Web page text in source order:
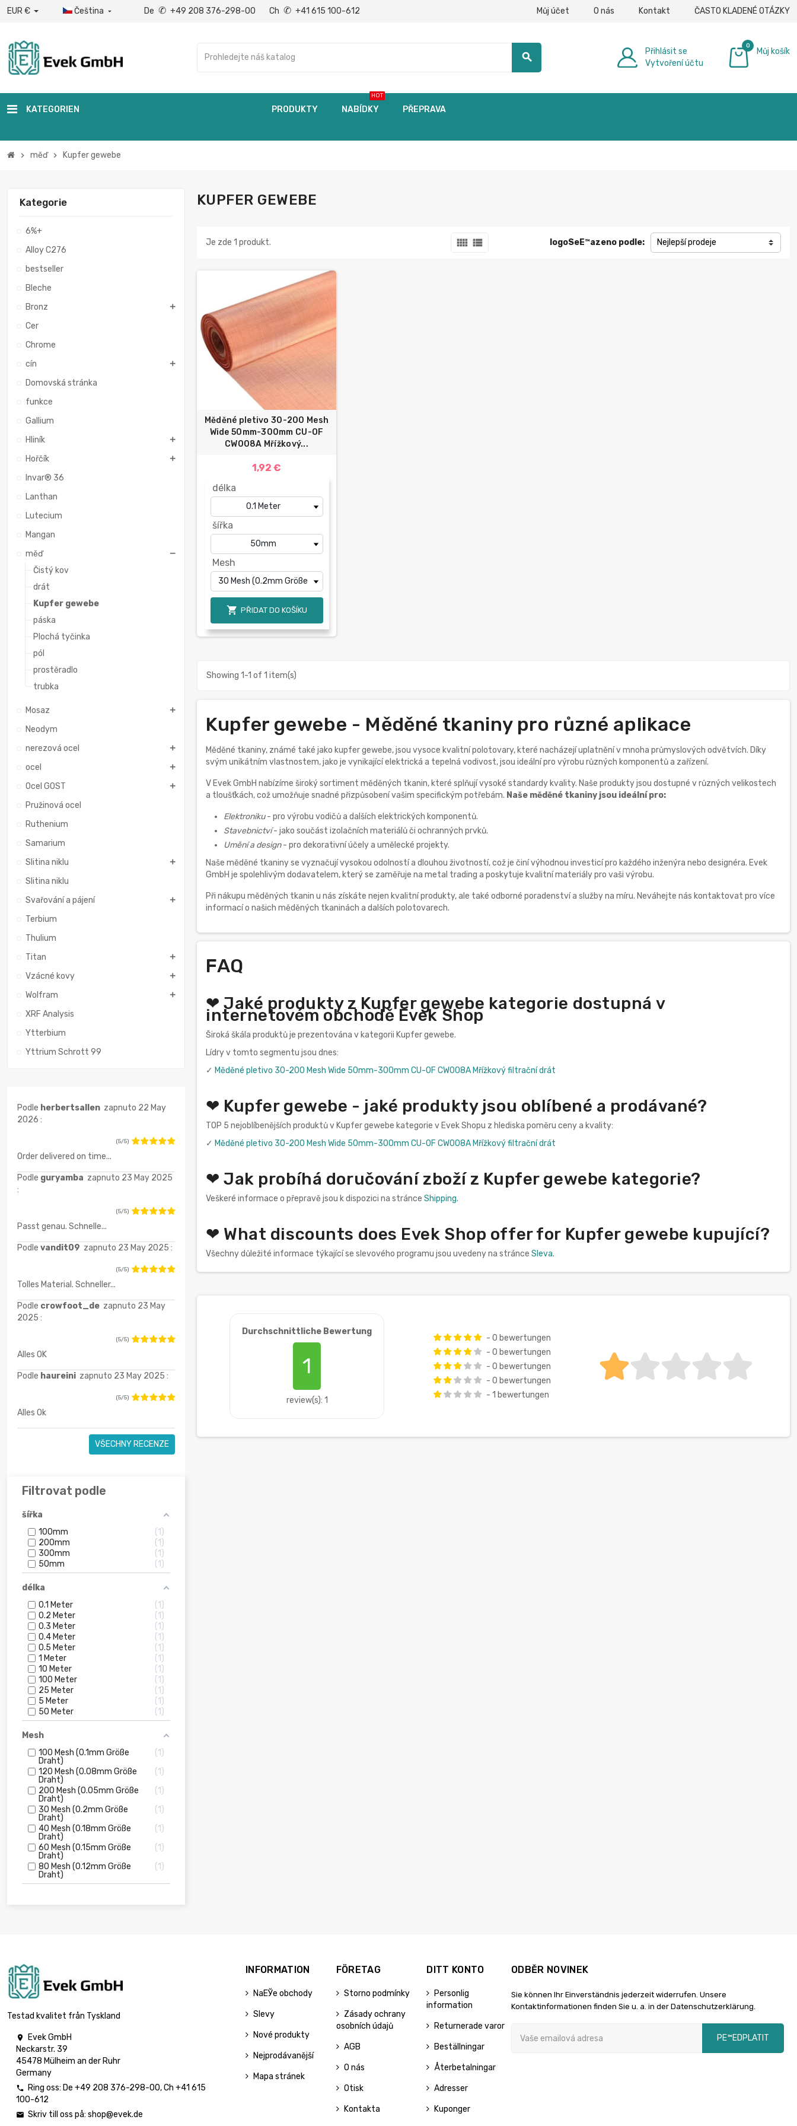
EUR € Čeština  De ✆ +49 208 376-298-00 Ch ✆ +41 615 100-612 Můj účet O nás Kontakt ČASTO KLADENÉ OTÁZKY
search
Přihlásit se
Vytvoření účtu
0
Můj košík
KATEGORIEN PRODUKTY NABÍDKY
HOT
PŘEPRAVA
chevron_right měď chevron_right Kupfer gewebe
Kategorie
6%+
Alloy C276
bestseller
Bleche
Bronz
Cer
Chrome
cín
Domovská stránka
funkce
Gallium
Hliník
Hořčík
Invar® 36
Lanthan
Lutecium
Mangan
měď
Čistý kov
drát
Kupfer gewebe
páska
Plochá tyčinka
pól
prostěradlo
trubka
Mosaz
Neodym
nerezová ocel
ocel
Ocel GOST
Pružinová ocel
Ruthenium
Samarium
Slitina niklu
Slitina niklu
Svařování a pájení
Terbium
Thulium
Titan
Vzácné kovy
Wolfram
XRF Analysis
Ytterbium
Yttrium Schrott 99
Podle herbertsallen zapnuto 22 May
2026 :
(5/5)
Order delivered on time...
Podle guryamba zapnuto 23 May 2025
:
(5/5)
Passt genau. Schnelle...
Podle vandit09 zapnuto 23 May 2025 :
(5/5)
Tolles Material. Schneller...
Podle crowfoot_de zapnuto 23 May
2025 :
(5/5)
Alles OK
Podle haureini zapnuto 23 May 2025 :
(5/5)
Alles Ok
VŠECHNY RECENZE
Filtrovat podle
šířka
100mm
1
200mm
1
300mm
1
50mm
1
délka
0.1 Meter
1
0.2 Meter
1
0.3 Meter
1
0.4 Meter
1
0.5 Meter
1
1 Meter
1
10 Meter
1
100 Meter
1
25 Meter
1
5 Meter
1
50 Meter
1
Mesh
100 Mesh (0.1mm Größe
Draht)
1
120 Mesh (0.08mm Größe
Draht)
1
200 Mesh (0.05mm Größe
Draht)
1
30 Mesh (0.2mm Größe
Draht)
1
40 Mesh (0.18mm Größe
Draht)
1
60 Mesh (0.15mm Größe
Draht)
1
80 Mesh (0.12mm Größe
Draht)
1
KUPFER GEWEBE
view_comfy view_list logoSeЕ™azeno podle: Nejlepší prodeje
Je zde 1 produkt.
Měděné pletivo 30-200 Mesh
Wide 50mm-300mm СU-OF
CW008A Mřížkový...
1,92 €
délka
šířka
Mesh
 PŘIDAT DO KOŠÍKU
Showing 1-1 of 1 item(s)
Kupfer gewebe - Měděné tkaniny pro různé aplikace
Měděné tkaniny, známé také jako kupfer gewebe, jsou vysoce kvalitní polotovary, které nacházejí uplatnění v mnoha průmyslových odvětvích. Díky
svým unikátním vlastnostem, jako je vynikající elektrická a tepelná vodivost, jsou ideální pro výrobu různých komponentů a zařízení.
V Evek GmbH nabízíme široký sortiment měděných tkanin, které splňují vysoké standardy kvality. Naše produkty jsou dostupné v různých velikostech
a tloušťkách, což umožňuje snadné přizpůsobení vašim specifickým potřebám. Naše měděné tkaniny jsou ideální pro:
Elektroniku- pro výrobu vodičů a dalších elektrických komponentů.
Stavebnictví- jako součást izolačních materiálů či ochranných prvků.
Umění a design- pro dekorativní účely a umělecké projekty.
Naše měděné tkaniny se vyznačují vysokou odolností a dlouhou životností, což je činí výhodnou investicí pro každého inženýra nebo designéra. Evek
GmbH je spolehlivým dodavatelem, který se zaměřuje na metal trading a poskytuje kvalitní materiály pro vaši výrobu.
Při nákupu měděných tkanin u nás získáte nejen kvalitní produkty, ale také odborné poradenství a služby na míru. Neváhejte nás kontaktovat pro více
informací o našich měděných tkaninách a dalších polotovarech.
FAQ
❤ Jaké produkty z Kupfer gewebe kategorie dostupná v
internetovém obchodě Evek Shop
Široká škála produktů je prezentována v kategorii Kupfer gewebe.
Lídry v tomto segmentu jsou dnes:
✓ Měděné pletivo 30-200 Mesh Wide 50mm-300mm СU-OF CW008A Mřížkový filtrační drát
❤ Kupfer gewebe - jaké produkty jsou oblíbené a prodávané?
TOP 5 nejoblíbenějších produktů v Kupfer gewebe kategorie v Evek Shopu z hlediska poměru ceny a kvality:
✓ Měděné pletivo 30-200 Mesh Wide 50mm-300mm СU-OF CW008A Mřížkový filtrační drát
❤ Jak probíhá doručování zboží z Kupfer gewebe kategorie?
Veškeré informace o přepravě jsou k dispozici na stránce Shipping.
❤ What discounts does Evek Shop offer for Kupfer gewebe kupující?
Všechny důležité informace týkající se slevového programu jsou uvedeny na stránce Sleva.
Durchschnittliche Bewertung
1
review(s): 1
- 0 bewertungen
- 0 bewertungen
- 0 bewertungen
- 0 bewertungen
- 1 bewertungen
Testad kvalitet från Tyskland

Evek GmbH
Neckarstr. 39
45478 Mülheim an der Ruhr
Germany
 Ring oss: De +49 208 376-298-00, Ch +41 615
100-612
 Skriv till oss på: shop@evek.de
INFORMATION
NaЕЎe obchody
Slevy
Nové produkty
Nejprodávanější
Mapa stránek
FÖRETAG
Storno podmínky
Zásady ochrany
osobních údajů
AGB
O nás
Otisk
Kontakta
DITT KONTO
Personlig
information
Returnerade varor
Beställningar
Återbetalningar
Adresser
Kuponger
ODBĚR NOVINEK
Sie können Ihr Einverständnis jederzeit widerrufen. Unsere
Kontaktinformationen finden Sie u. a. in der Datenschutzerklärung.
PЕ™EDPLATIT